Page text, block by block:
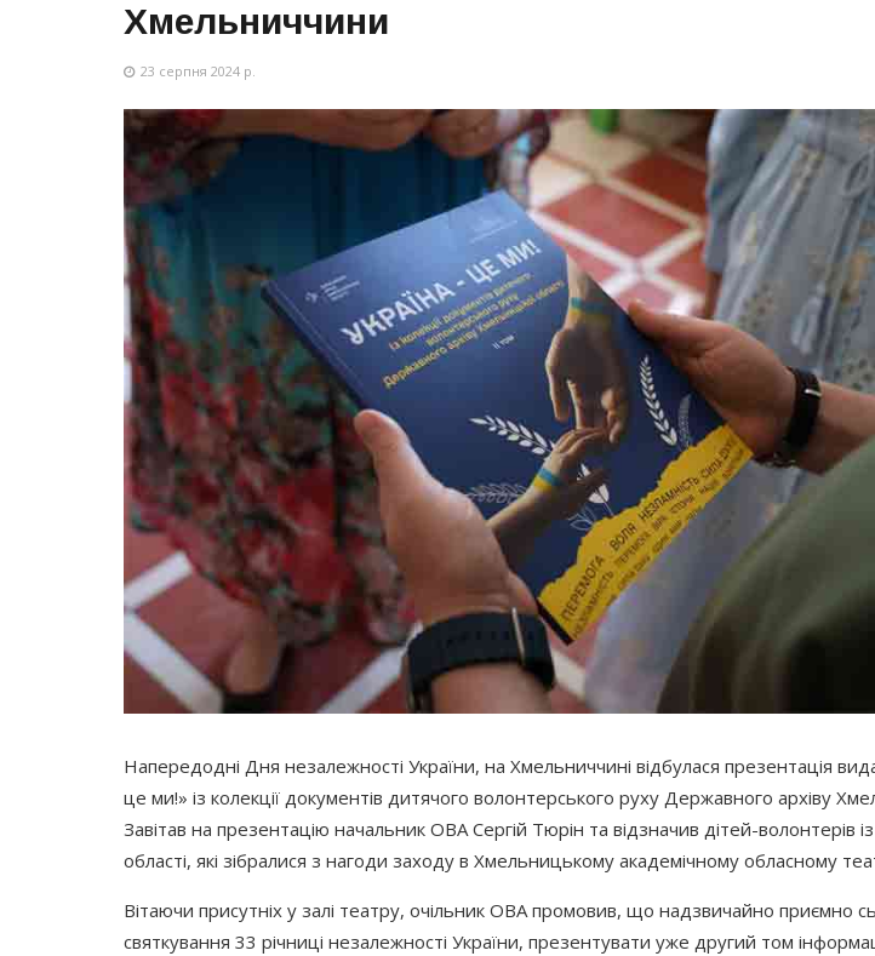
Хмельниччини
23 серпня 2024 р.
Напередодні Дня незалежності України, на Хмельниччині відбулася презентація
це ми!» із колекції документів дитячого волонтерського руху Державного архіву
Завітав на презентацію начальник ОВА Сергій Тюрін та відзначив дітей-волонтерів із
області, які зібралися з нагоди заходу в Хмельницькому академічному обласному
Вітаючи присутніх у залі театру, очільник ОВА промовив, що надзвичайно приємно
святкування 33 річниці незалежності України, презентувати уже другий том